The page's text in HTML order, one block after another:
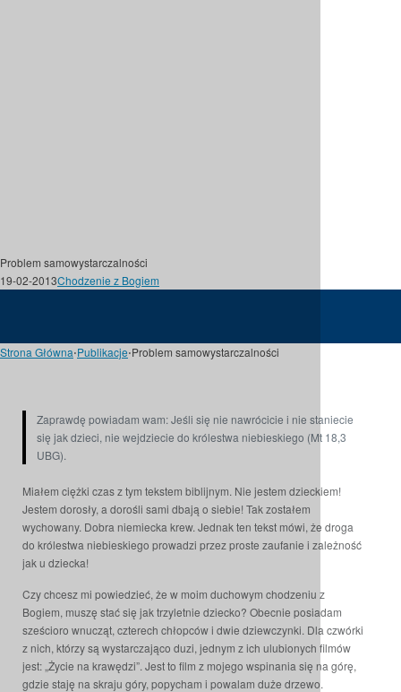
Problem samowystarczalności
19-02-2013Chodzenie z Bogiem
Strona Główna⋅Publikacje⋅Problem samowystarczalności
Zaprawdę powiadam wam: Jeśli się nie nawrócicie i nie staniecie
się jak dzieci, nie wejdziecie do królestwa niebieskiego (Mt 18,3
UBG).
Miałem ciężki czas z tym tekstem biblijnym. Nie jestem dzieckiem!
Jestem dorosły, a dorośli sami dbają o siebie! Tak zostałem
wychowany. Dobra niemiecka krew. Jednak ten tekst mówi, że droga
do królestwa niebieskiego prowadzi przez proste zaufanie i zależność
jak u dziecka!
Czy chcesz mi powiedzieć, że w moim duchowym chodzeniu z
Bogiem, muszę stać się jak trzyletnie dziecko? Obecnie posiadam
sześcioro wnucząt, czterech chłopców i dwie dziewczynki. Dla czwórki
z nich, którzy są wystarczająco duzi, jednym z ich ulubionych filmów
jest: „Życie na krawędzi”. Jest to film z mojego wspinania się na górę,
gdzie staję na skraju góry, popycham i powalam duże drzewo.